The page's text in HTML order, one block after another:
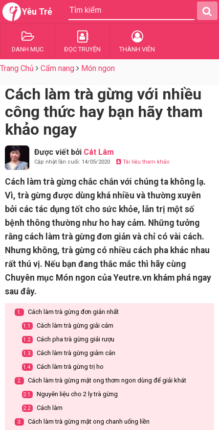
Yêu Trẻ
DANH MỤC ĐỌC TRUYỆN THÀNH VIÊN
Trang Chủ Cẩm nang Món ngon
Cách làm trà gừng với nhiều
công thức hay bạn hãy tham
khảo ngay
Được viết bởi Cát Lâm
Cập nhật lần cuối: 14/05/2020 Tài liệu tham khảo
Cách làm trà gừng chắc chắn với chúng ta không lạ.
Vì, trà gừng được dùng khá nhiều và thường xuyên
bởi các tác dụng tốt cho sức khỏe, lẫn trị một số
bệnh thông thường như ho hay cảm. Những tưởng
rằng cách làm trà gừng đơn giản và chỉ có vài cách.
Nhưng không, trà gừng có nhiều cách pha khác nhau
rất thú vị. Nếu bạn đang thắc mắc thì hãy cùng
Chuyên mục Món ngon của Yeutre.vn khám phá ngay
sau đây.
1. Cách làm trà gừng đơn giản nhất
1.1. Cách làm trà gừng giải cảm
1.2. Cách pha trà gừng giải rượu
1.3. Cách làm trà gừng giảm cân
1.4. Cách làm trà gừng trị ho
2. Cách làm trà gừng mật ong thơm ngon dùng để giải khát
2.1. Nguyên liệu cho 2 ly trà gừng
2.2. Cách làm
3. Cách làm trà gừng mật ong chanh uống liền